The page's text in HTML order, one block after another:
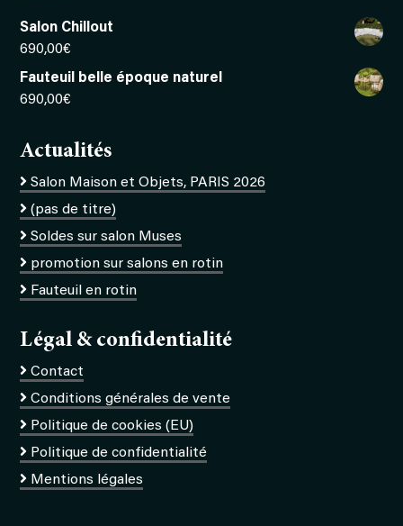
Salon Chillout
690,00€
Fauteuil belle époque naturel
690,00€
Actualités
Salon Maison et Objets, PARIS 2026
(pas de titre)
Soldes sur salon Muses
promotion sur salons en rotin
Fauteuil en rotin
Légal & confidentialité
Contact
Conditions générales de vente
Politique de cookies (EU)
Politique de confidentialité
Mentions légales